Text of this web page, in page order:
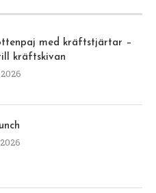
med kräftstjärtar –
kräftskivan